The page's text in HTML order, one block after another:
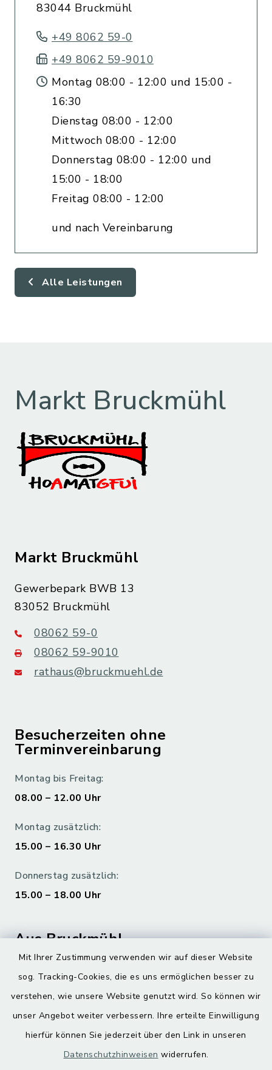
Mit Ihrer Zustimmung verwenden wir auf dieser Website
sog. Tracking-Cookies, die es uns ermöglichen besser zu
verstehen, wie unsere Website genutzt wird. So können wir
unser Angebot weiter verbessern. Ihre erteilte Einwilligung
hierfür können Sie jederzeit über den Link in unseren
Datenschutzhinweisen widerrufen.
83044 Bruckmühl
+49 8062 59-0
+49 8062 59-9010
Montag 08:00 - 12:00 und 15:00 -
16:30
Dienstag 08:00 - 12:00
Mittwoch 08:00 - 12:00
Donnerstag 08:00 - 12:00 und
15:00 - 18:00
Freitag 08:00 - 12:00
und nach Vereinbarung
Alle Leistungen
Markt Bruckmühl
Markt Bruckmühl
Gewerbepark BWB 13
83052 Bruckmühl
08062 59-0
08062 59-9010
rathaus@bruckmuehl.de
Besucherzeiten ohne
Terminvereinbarung
Montag bis Freitag:
08.00 – 12.00 Uhr
Montag zusätzlich:
15.00 – 16.30 Uhr
Donnerstag zusätzlich:
15.00 – 18.00 Uhr
Aus Bruckmühl
Digitaler Ortsplan